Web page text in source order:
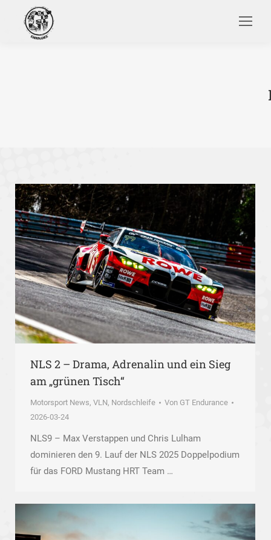
Search:
NLS 2 – Drama, Adrenalin und ein Sieg
am „grünen Tisch“
Motorsport News, VLN, Nordschleife Von GT Endurance
2026-03-24
NLS9 – Max Verstappen und Chris Lulham
dominieren den 9. Lauf der NLS 2025 Doppelpodium
für das FORD Mustang HRT Team …